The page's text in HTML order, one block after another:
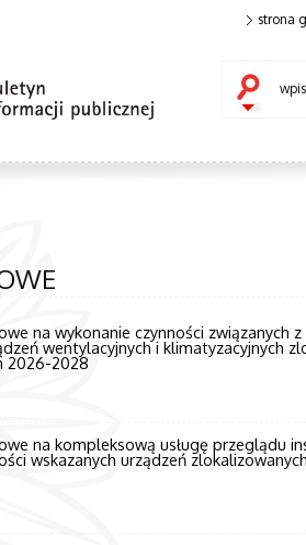
strona
na wykonanie czynności związanych
wentylacyjnych i klimatyzacyjnych
2026-2028
na kompleksową usługę przeglądu
wskazanych urządzeń